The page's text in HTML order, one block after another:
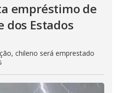
empréstimo de
dos Estados
chileno será emprestado